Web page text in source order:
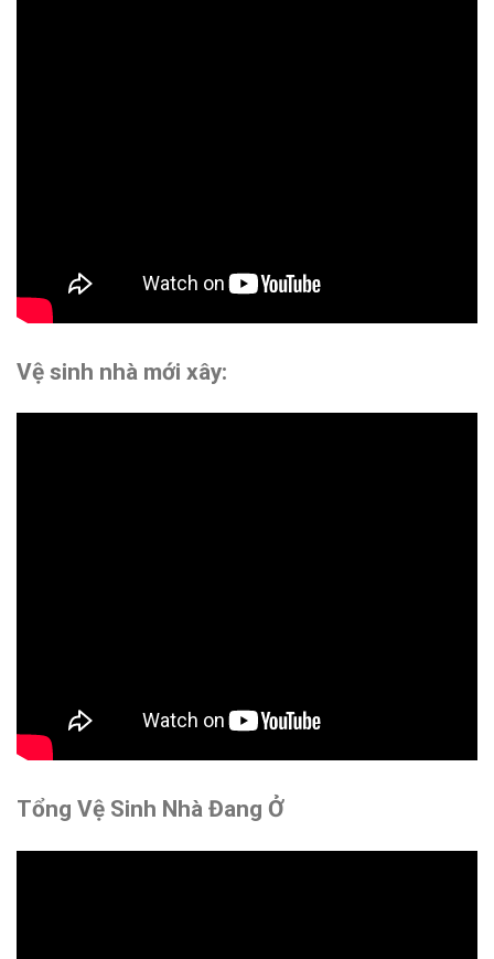
Vệ sinh nhà mới xây:
Tổng Vệ Sinh Nhà Đang Ở